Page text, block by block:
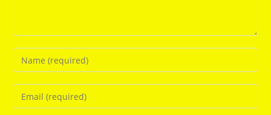
Enter
your
name
Enter
your